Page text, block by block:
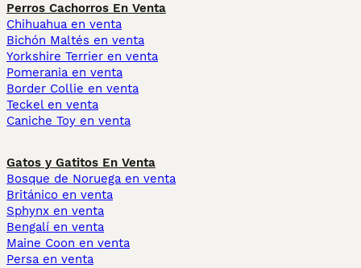
Perros Cachorros En Venta
Chihuahua en venta
Bichón Maltés en venta
Yorkshire Terrier en venta
Pomerania en venta
Border Collie en venta
Teckel en venta
Caniche Toy en venta
Gatos y Gatitos En Venta
Bosque de Noruega en venta
Británico en venta
Sphynx en venta
Bengalí en venta
Maine Coon en venta
Persa en venta